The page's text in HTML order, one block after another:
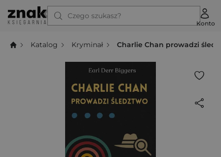
Czego szukasz?
Konto
Katalog Kryminał Charlie Chan prowadzi